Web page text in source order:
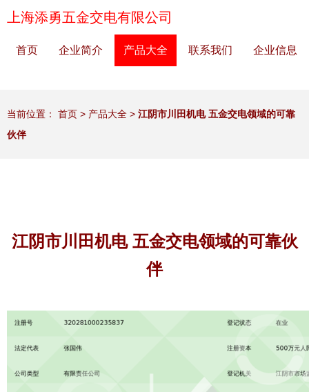
上海添勇五金交电有限公司
首页 企业简介 产品大全 联系我们 企业信息
当前位置： 首页 > 产品大全 > 江阴市川田机电 五金交电领域的可靠
伙伴
江阴市川田机电 五金交电领域的可靠伙
伴